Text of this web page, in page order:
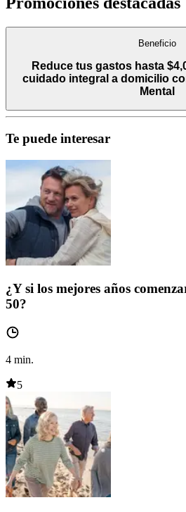
Beneficio
Reduce tus gastos hasta
cuidado integral a domicilio
Mental
Te puede interesar
¿Y si los mejores años
50?
4 min.
5